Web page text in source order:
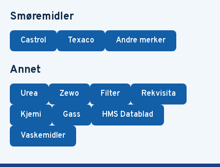
Smøremidler
Castrol Texaco Andre merker
Annet
Urea Zewo Filter Rekvisita
Kjemi Gass HMS Datablad
Vaskemidler